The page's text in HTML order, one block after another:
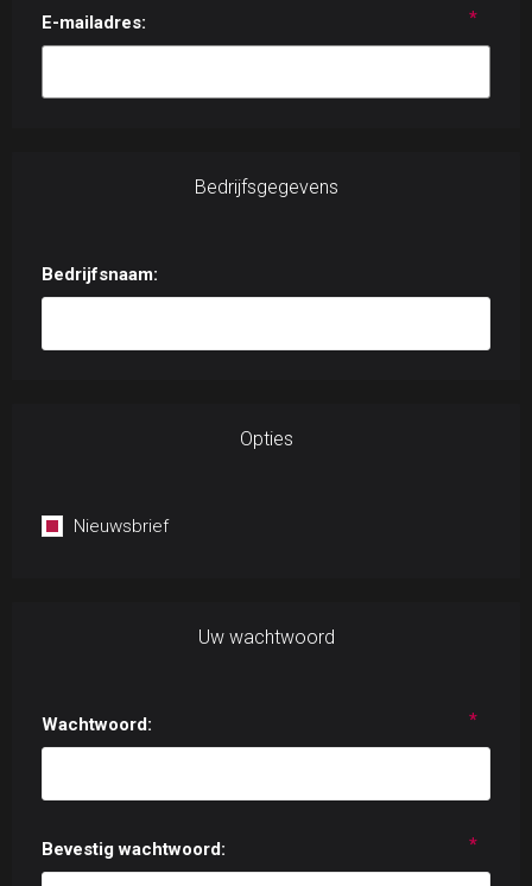
E-mailadres: *
Bedrijfsgegevens
Bedrijfsnaam:
Opties
Nieuwsbrief
Uw wachtwoord
Wachtwoord: *
Bevestig wachtwoord: *